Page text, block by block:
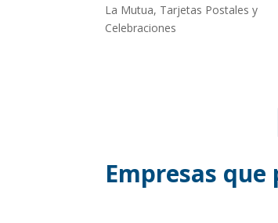
La Mutua, Tarjetas Postales y
Celebraciones
Empresas